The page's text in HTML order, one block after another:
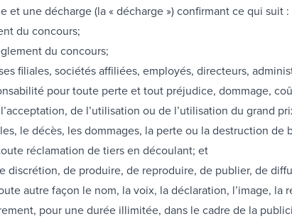
une décharge (la « décharge ») confirmant ce qui suit :
du concours;
du concours;
filiales, sociétés affiliées, employés, directeurs,
pour toute perte et tout préjudice, dommage,
de l’utilisation ou de l’utilisation du grand
le décès, les dommages, la perte ou la destruction
réclamation de tiers en découlant; et
discrétion, de produire, de reproduire, de publier, de
autre façon le nom, la voix, la déclaration, l’image,
pour une durée illimitée, dans le cadre de la